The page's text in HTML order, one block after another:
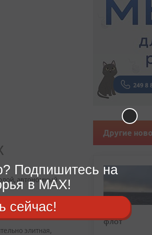
автономный
всего комплекса.
элитная,
Другие
флот
Подпишитесь на
в MAX!
сейчас!